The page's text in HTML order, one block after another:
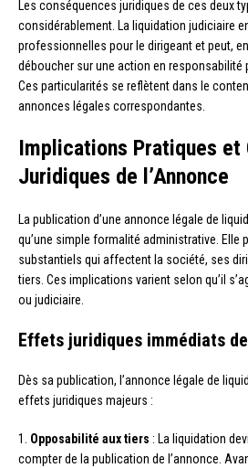
Les conséquences juridiques de ces deux
considérablement. La liquidation judiciaire
professionnelles pour le dirigeant et peut,
déboucher sur une action en responsabilité
Ces particularités se reflètent dans le
annonces légales correspondantes.
Implications Pratiques et
Juridiques de l’Annonce
La publication d’une annonce légale de
qu’une simple formalité administrative. Elle
substantiels qui affectent la société, ses
tiers. Ces implications varient selon qu’il
ou judiciaire.
Effets juridiques immédiats
Dès sa publication, l’annonce légale de
effets juridiques majeurs :
1. Opposabilité aux tiers : La liquidation
compter de la publication de l’annonce.